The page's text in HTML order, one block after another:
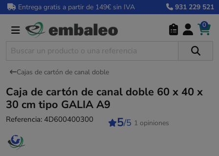
Entrega gratis a partir de 149€ sin IVA 931 229 521
0
Cajas de cartón de canal doble
Caja de cartón de canal doble 60 x 40 x
30 cm tipo GALIA A9
Referencia: 4D600400300 5/5 1 opiniones